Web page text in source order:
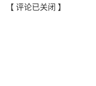
【 评论已关闭 】